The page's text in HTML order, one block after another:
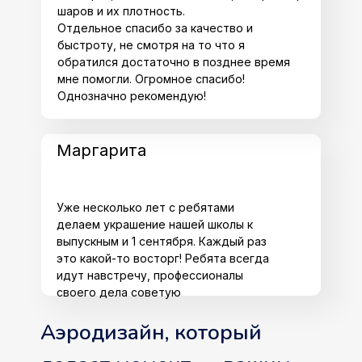
Уже несколько лет с ребятами
делаем украшение нашей школы к
выпускным и 1 сентября. Каждый раз
это какой-то восторг! Ребята всегда
идут навстречу, профессионалы
своего дела советую
Маргарита
шаров и их плотность.
Отдельное спасибо за качество и
быстроту, не смотря на то что я
обратился достаточно в позднее время
мне помогли. Огромное спасибо!
Однозначно рекомендую!
Аэродизайн, который